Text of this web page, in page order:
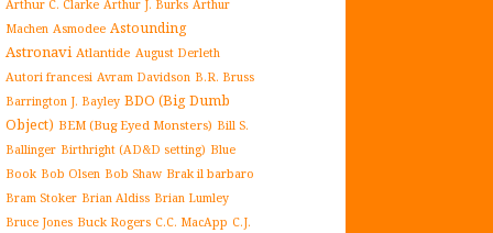
Arthur C. Clarke Arthur J. Burks Arthur
Machen Asmodee Astounding
Astronavi Atlantide August Derleth
Autori francesi Avram Davidson B.R. Bruss
Barrington J. Bayley BDO (Big Dumb
Object) BEM (Bug Eyed Monsters) Bill S.
Ballinger Birthright (AD&D setting) Blue
Book Bob Olsen Bob Shaw Brak il barbaro
Bram Stoker Brian Aldiss Brian Lumley
Bruce Jones Buck Rogers C.C. MacApp C.J.